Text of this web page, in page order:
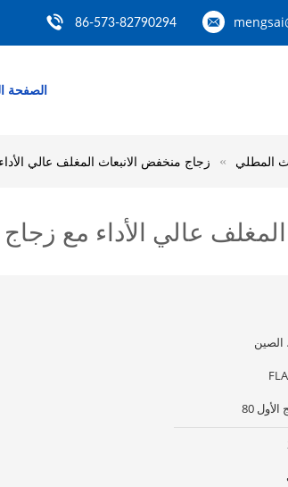
86-573-82790294
الصفحة
المطلي زجاج منخفض الانبعاث المغلف عالي
عالي الأداء مع
الصين
80